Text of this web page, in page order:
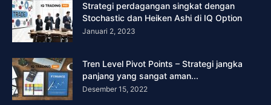
Strategi perdagangan singkat dengan
Stochastic dan Heiken Ashi di IQ Option
Januari 2, 2023
Tren Level Pivot Points – Strategi jangka
panjang yang sangat aman...
Desember 15, 2022